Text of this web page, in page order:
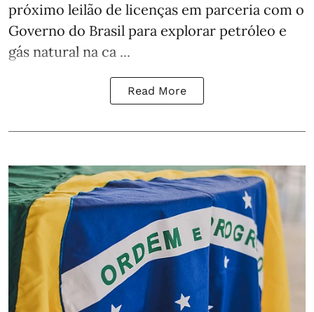
próximo leilão de licenças em parceria com o
Governo do Brasil para explorar petróleo e
gás natural na ca ...
Read More